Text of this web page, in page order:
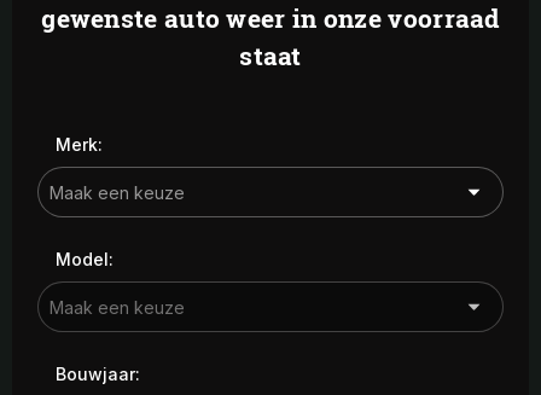
gewenste auto weer in onze voorraad
staat
Merk:
Model:
Bouwjaar: